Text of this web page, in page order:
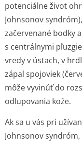
potenciálne život
Johnsonov
začervenané bodky
s centrálnymi
vredy v ústach, v
zápal spojoviek
môže vyvinúť do
odlupovania kože.
Ak sa u vás pri
Johnsonov